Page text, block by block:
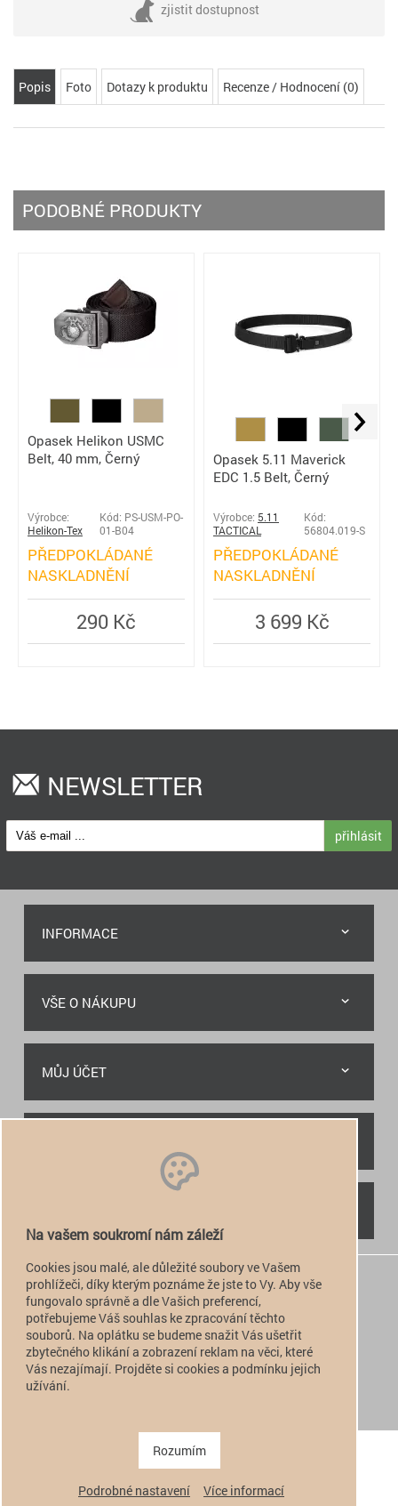
zjistit dostupnost
Popis Foto Dotazy k produktu Recenze / Hodnocení (0)
PODOBNÉ PRODUKTY
Opasek Helikon USMC
Belt, 40 mm, Černý
Výrobce:
Helikon-Tex
Kód: PS-USM-PO-
01-B04
PŘEDPOKLÁDANÉ
NASKLADNĚNÍ
290 Kč
Opasek 5.11 Maverick
EDC 1.5 Belt, Černý
Výrobce: 5.11
TACTICAL
Kód:
56804.019-S
PŘEDPOKLÁDANÉ
NASKLADNĚNÍ
3 699 Kč
NEWSLETTER
přihlásit
INFORMACE
VŠE O NÁKUPU
MŮJ ÚČET
 +420 774 949 776
 info@alfatactical.cz
verze pro PC
Na vašem soukromí nám záleží
Cookies jsou malé, ale důležité soubory ve Vašem
prohlížeči, díky kterým poznáme že jste to Vy. Aby vše
fungovalo správně a dle Vašich preferencí,
potřebujeme Váš souhlas ke zpracování těchto
souborů. Na oplátku se budeme snažit Vás ušetřit
zbytečného klikání a zobrazení reklam na věci, které
Vás nezajímají. Projděte si cookies a podmínku jejich
užívání.
Rozumím
Podrobné nastavení Více informací